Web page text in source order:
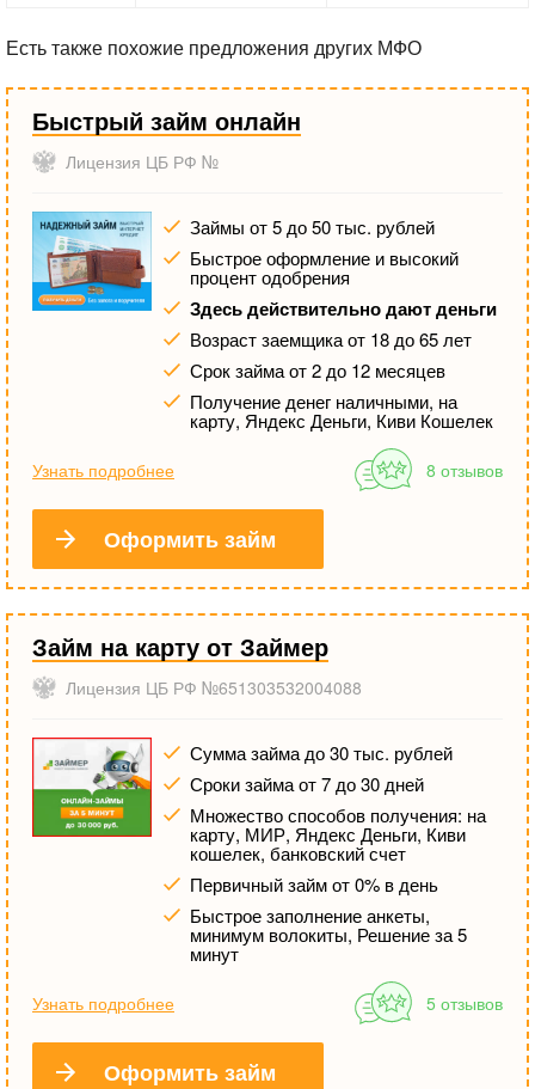
Есть также похожие предложения других МФО
Быстрый займ онлайн
Лицензия ЦБ РФ №
Займы от 5 до 50 тыс. рублей
Быстрое оформление и высокий
процент одобрения
Здесь действительно дают деньги
Возраст заемщика от 18 до 65 лет
Срок займа от 2 до 12 месяцев
Получение денег наличными, на
карту, Яндекс Деньги, Киви Кошелек
Узнать подробнее 8 отзывов
Оформить займ
Займ на карту от Займер
Лицензия ЦБ РФ №651303532004088
Сумма займа до 30 тыс. рублей
Сроки займа от 7 до 30 дней
Множество способов получения: на
карту, МИР, Яндекс Деньги, Киви
кошелек, банковский счет
Первичный займ от 0% в день
Быстрое заполнение анкеты,
минимум волокиты, Решение за 5
минут
Узнать подробнее 5 отзывов
Оформить займ